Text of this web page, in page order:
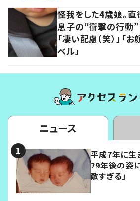
怪我をした4歳娘。直
息子の“衝撃の行動
「凄い配慮（笑）」「
ベル」
ニュース
平成7年に生
29年後の姿に
敵すぎる」